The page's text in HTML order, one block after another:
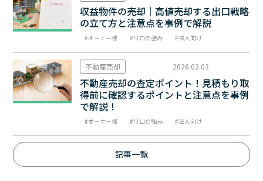
収益物件の売却｜高値売却する出口戦略
の立て方と注意点を事例で解説
オーナー様 リロの強み 法人向け
不動産売却 2026.02.03
不動産売却の査定ポイント！見積もり取
得前に確認するポイントと注意点を事例
で解説！
オーナー様 リロの強み 法人向け
記事一覧